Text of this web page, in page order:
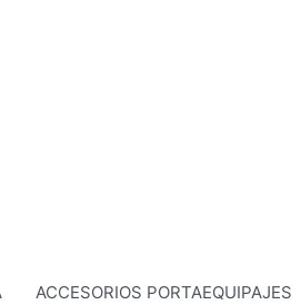
ACCESORIOS PORTAEQUIPAJES